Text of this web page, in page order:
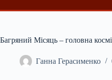
Багряний Місяць – головна
Ганна Герасименко